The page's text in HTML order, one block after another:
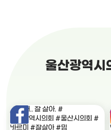
울산광역시